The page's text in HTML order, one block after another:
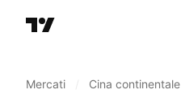
Mercati Cina continentale